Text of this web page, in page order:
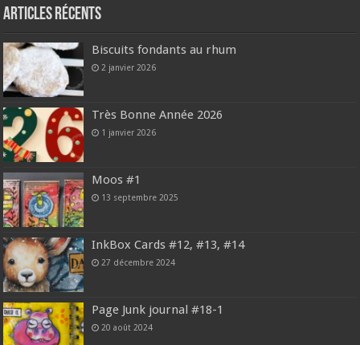
Articles récents
Biscuits fondants au rhum
2 janvier 2026
Très Bonne Année 2026
1 janvier 2026
Moos #1
13 septembre 2025
InkBox Cards #12, #13, #14
27 décembre 2024
Page Junk journal #18-1
20 août 2024